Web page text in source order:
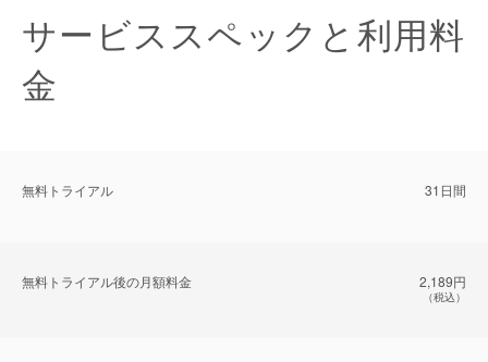
サービススペックと利用料
金
無料トライアル 31日間
無料トライアル後の⽉額料金 2,189円
（税込）